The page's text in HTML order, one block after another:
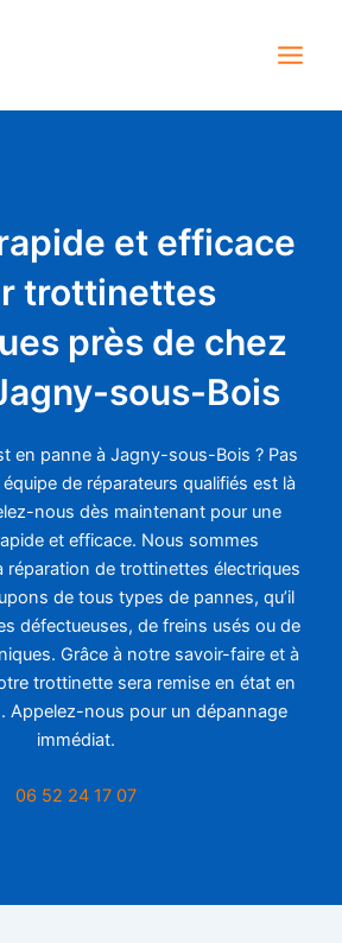
et efficace
trottinettes
près de chez
sous-Bois
en panne à Jagny-sous-Bois ? Pas
de réparateurs qualifiés est là
nous dès maintenant pour une
et efficace. Nous sommes
réparation de trottinettes électriques
de tous types de pannes, qu’il
défectueuses, de freins usés ou de
Grâce à notre savoir-faire et à
trottinette sera remise en état en
Appelez-nous pour un dépannage
immédiat.
06 52 24 17 07